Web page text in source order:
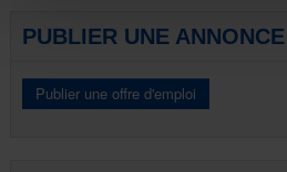
PUBLIER UNE ANNONCE